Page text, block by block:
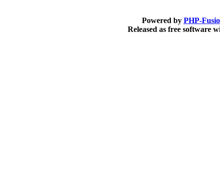
Powered by PHP-
Released as free software